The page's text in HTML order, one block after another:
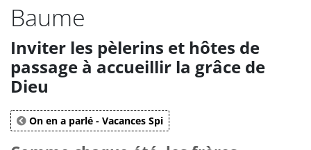
Baume
Inviter les pèlerins et hôtes de
passage à accueillir la grâce de
Dieu
On en a parlé - Vacances Spi